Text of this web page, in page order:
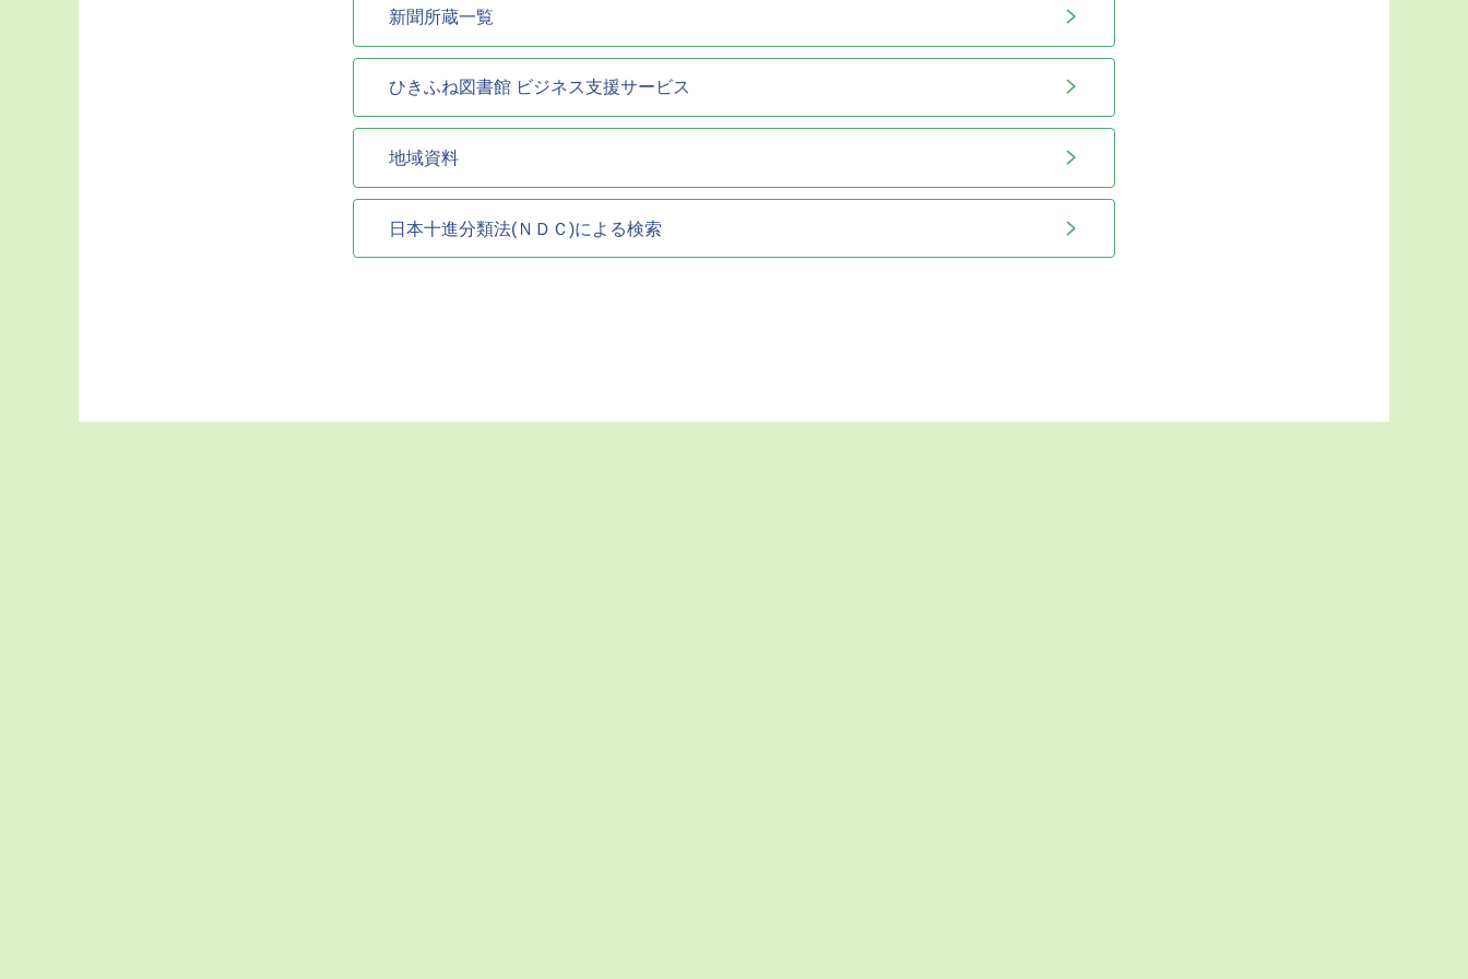
新聞所蔵一覧
ひきふね図書館 ビジネス支援サービス
地域資料
日本十進分類法(ＮＤＣ)による検索